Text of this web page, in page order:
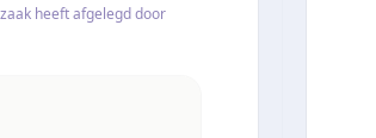
heeft afgelegd door